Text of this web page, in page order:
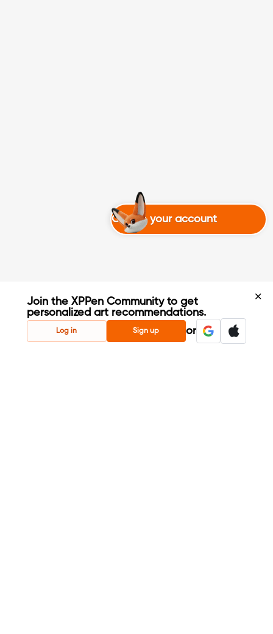
Join the XPPen Community to get
personalized art recommendations.
Log in Sign up or
Create your account
Create Account